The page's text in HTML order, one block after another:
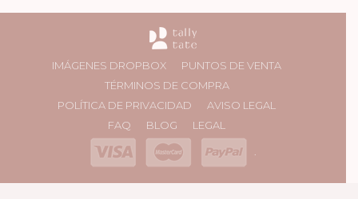
IMÁGENES DROPBOX
PUNTOS DE VENTA
TÉRMINOS DE COMPRA
POLÍTICA DE PRIVACIDAD
AVISO LEGAL
FAQ
BLOG LEGAL
.